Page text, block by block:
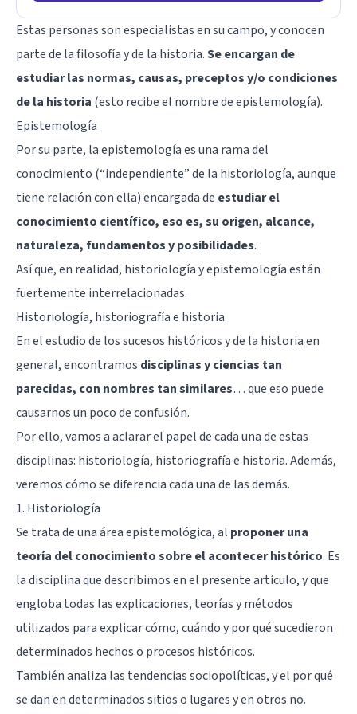
Estas personas son especialistas en su campo, y conocen
parte de la filosofía y de la historia.Se encargan de
estudiar las normas, causas, preceptos y/o condiciones
de la historia (esto recibe el nombre de epistemología).
Epistemología
Por su parte, la epistemología es una rama del
conocimiento (“independiente” de la historiología, aunque
tiene relación con ella) encargada de estudiar el
conocimiento científico, eso es, su origen, alcance,
naturaleza, fundamentos y posibilidades.
Así que, en realidad, historiología y epistemología están
fuertemente interrelacionadas.
Historiología, historiografía e historia
En el estudio de los sucesos históricos y de la historia en
general, encontramos disciplinas y ciencias tan
parecidas, con nombres tan similares… que eso puede
causarnos un poco de confusión.
Por ello, vamos a aclarar el papel de cada una de estas
disciplinas: historiología, historiografía e historia. Además,
veremos cómo se diferencia cada una de las demás.
1. Historiología
Se trata de una área epistemológica, al proponer una
teoría del conocimiento sobre el acontecer histórico. Es
la disciplina que describimos en el presente artículo, y que
engloba todas las explicaciones, teorías y métodos
utilizados para explicar cómo, cuándo y por qué sucedieron
determinados hechos o procesos históricos.
También analiza las tendencias sociopolíticas, y el por qué
se dan en determinados sitios o lugares y en otros no.